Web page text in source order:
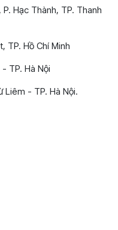
Hạc Thành, TP. Thanh
TP. Hồ Chí Minh
TP. Hà Nội
Liêm - TP. Hà Nội.